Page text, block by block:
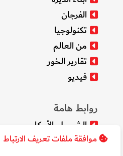
موافقة ملفات تعريف الارتباط
الفرجان
تكنولوجيا
من العالم
تقارير الخور
فيديو
روابط هامة
الشروط والأحكام
سياسة الخصوصية